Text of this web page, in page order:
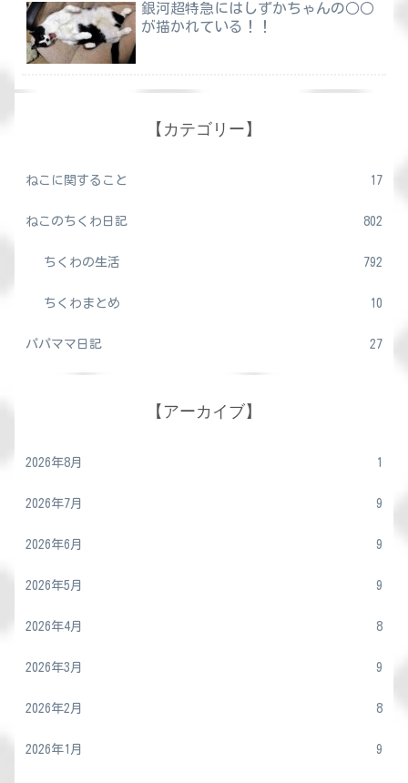
銀河超特急にはしずかちゃんの○○
が描かれている！！
【カテゴリー】
ねこに関すること 17
ねこのちくわ日記 802
ちくわの生活 792
ちくわまとめ 10
パパママ日記 27
【アーカイブ】
2026年8月 1
2026年7月 9
2026年6月 9
2026年5月 9
2026年4月 8
2026年3月 9
2026年2月 8
2026年1月 9